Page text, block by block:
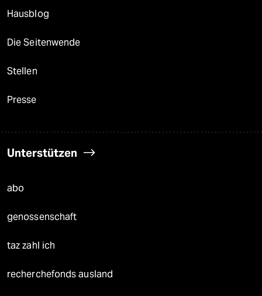
Hausblog
Die Seitenwende
Stellen
Presse
Unterstützen
abo
genossenschaft
taz zahl ich
recherchefonds ausland